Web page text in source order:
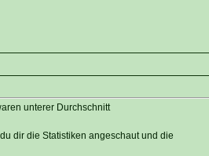
unterer Durchschnitt
dir die Statistiken angeschaut und die